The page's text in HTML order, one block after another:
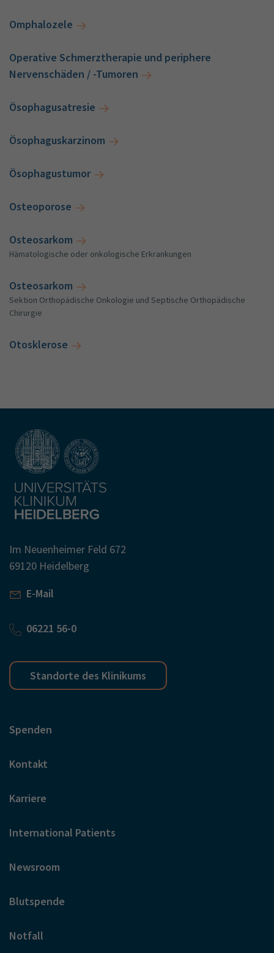
Omphalozele
Operative Schmerztherapie und periphere
Nervenschäden / -Tumoren
Ösophagusatresie
Ösophaguskarzinom
Ösophagustumor
Osteoporose
Osteosarkom
Hämatologische oder onkologische Erkrankungen
Osteosarkom
Sektion Orthopädische Onkologie und Septische Orthopädische
Chirurgie
Otosklerose
Im Neuenheimer Feld 672
69120 Heidelberg
E-Mail
06221 56-0
Standorte des Klinikums
Spenden
Kontakt
Karriere
International Patients
Newsroom
Blutspende
Notfall